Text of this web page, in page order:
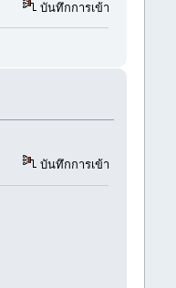
บันทึกการเข้า
บันทึกการเข้า